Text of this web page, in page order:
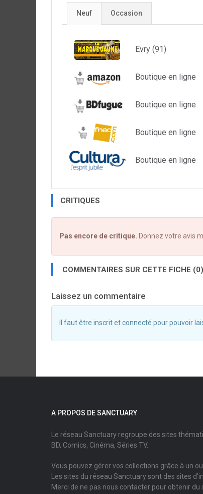
Neuf Occasion
Evry (91)
Boutique en ligne
Boutique en ligne
Boutique en ligne
Boutique en ligne
CRITIQUES
Pas encore de critique. Donnez votre avis
COMMENTAIRES SUR CETTE FICHE (0)
Laissez un commentaire
Il faut être inscrit et connecté pour pouvoir
A PROPOS DE SANCTUARY
Le réseau Sanctuary regroupe des sites
BD, Comics, Cinéma, Séries TV.
Vous pouvez gérer vos collections grâce à un
Les sites du réseau Sanctuary sont des sites
Merci de ne pas nous contacter pour obtenir du